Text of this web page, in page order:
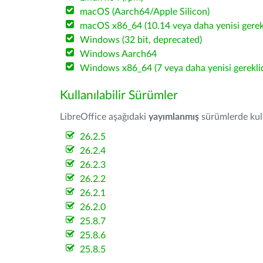
macOS (Aarch64/Apple Silicon)
macOS x86_64 (10.14 veya daha yenisi
Windows (32 bit, deprecated)
Windows Aarch64
Windows x86_64 (7 veya daha yenisi
Kullanılabilir Sürümler
LibreOffice aşağıdaki yayımlanmış sürümlerde
26.2.5
26.2.4
26.2.3
26.2.2
26.2.1
26.2.0
25.8.7
25.8.6
25.8.5